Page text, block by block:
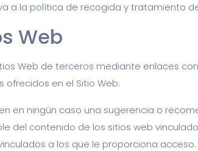
a la política de recogida y tratamiento
Web
Web de terceros mediante enlaces
en el Sitio Web.
en ningún caso una sugerencia o
del contenido de los sitios web
a los que le proporciona acceso.